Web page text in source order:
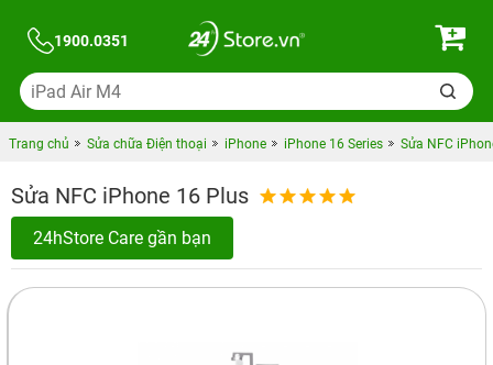
1900.0351
Trang chủ Sửa chữa Điện thoại iPhone iPhone 16 Series Sửa NFC
Sửa NFC iPhone 16 Plus
24hStore Care gần bạn